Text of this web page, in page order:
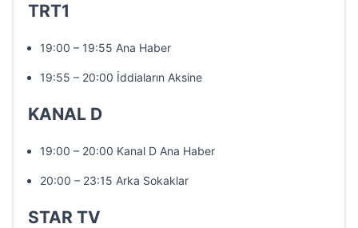
TRT1
19:00 – 19:55 Ana Haber
19:55 – 20:00 İddiaların Aksine
KANAL D
19:00 – 20:00 Kanal D Ana Haber
20:00 – 23:15 Arka Sokaklar
STAR TV